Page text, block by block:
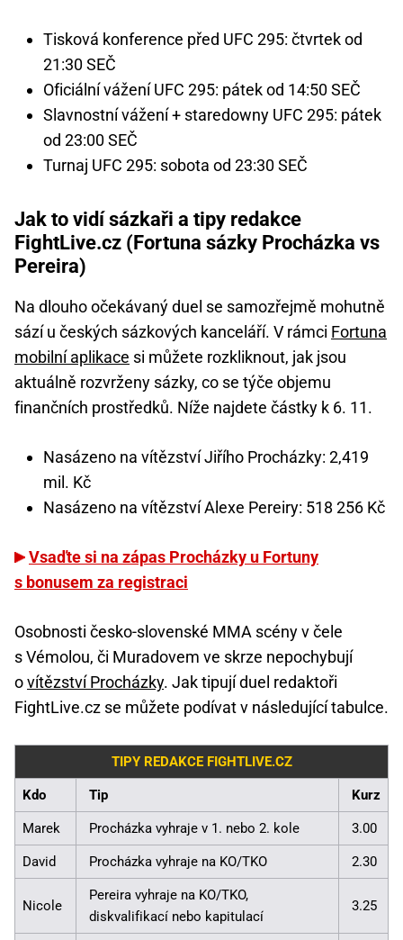
Tisková konference před UFC 295: čtvrtek od
21:30 SEČ
Oficiální vážení UFC 295: pátek od 14:50 SEČ
Slavnostní vážení + staredowny UFC 295: pátek
od 23:00 SEČ
Turnaj UFC 295: sobota od 23:30 SEČ
Jak to vidí sázkaři a tipy redakce
FightLive.cz (Fortuna sázky Procházka vs
Pereira)
Na dlouho očekávaný duel se samozřejmě mohutně
sází u českých sázkových kanceláří. V rámci Fortuna
mobilní aplikace si můžete rozkliknout, jak jsou
aktuálně rozvrženy sázky, co se týče objemu
finančních prostředků. Níže najdete částky k 6. 11.
Nasázeno na vítězství Jiřího Procházky: 2,419
mil. Kč
Nasázeno na vítězství Alexe Pereiry: 518 256 Kč
Vsaďte si na zápas Procházky u Fortuny
s bonusem za registraci
Osobnosti česko-slovenské MMA scény v čele
s Vémolou, či Muradovem ve skrze nepochybují
ovítězství Procházky. Jak tipují duel redaktoři
FightLive.cz se můžete podívat v následující tabulce.
TIPY REDAKCE FIGHTLIVE.CZ
Kdo Tip Kurz
Marek Procházka vyhraje v 1. nebo 2. kole 3.00
David Procházka vyhraje na KO/TKO 2.30
Nicole
Pereira vyhraje na KO/TKO,
diskvalifikací nebo kapitulací
3.25